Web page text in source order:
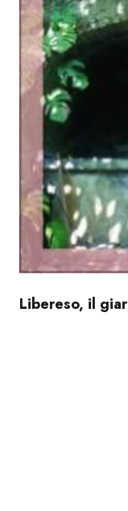
Libereso, il